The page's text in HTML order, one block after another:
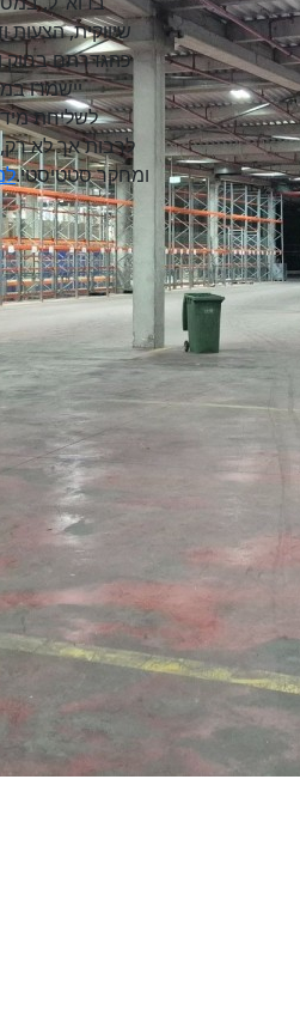
שיווקית, הצעות
כהגדרתם בחוק
יישמרו
לשליחת
לרבות אך לא
ומחקר סטטיסטי.